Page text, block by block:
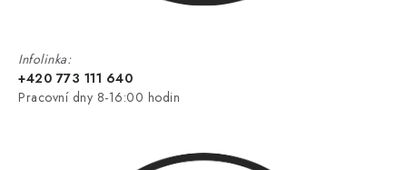
Infolinka:
+420 773 111 640
Pracovní dny 8-16:00 hodin